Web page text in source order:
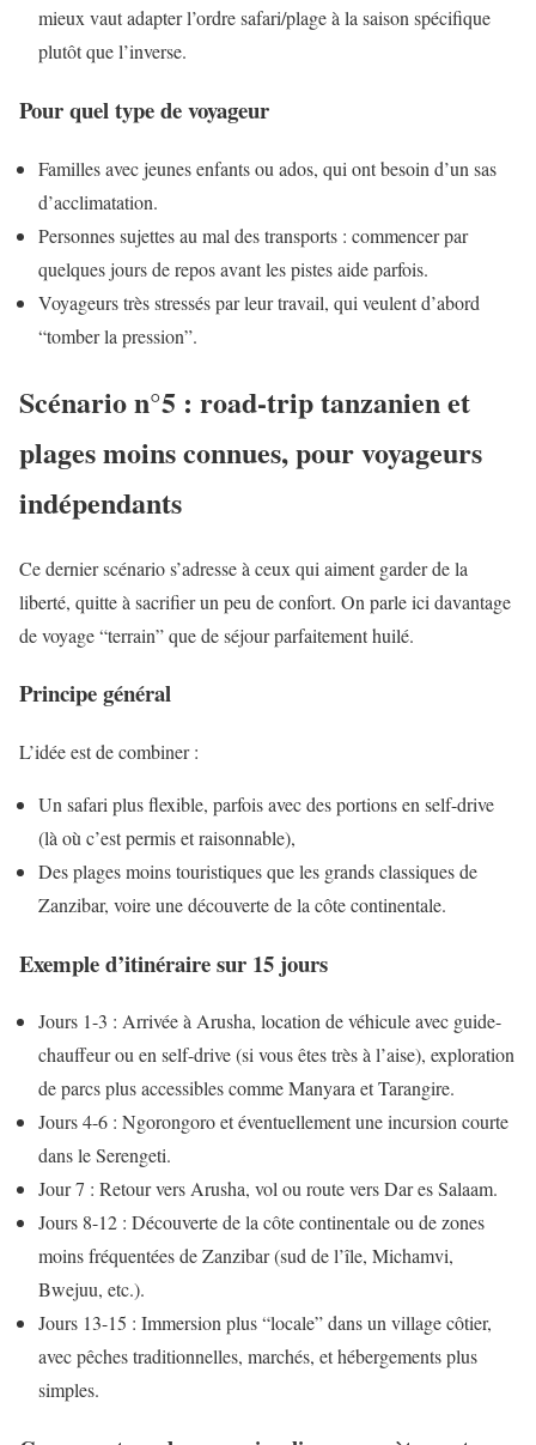
mieux vaut adapter l’ordre safari/plage à la saison spécifique
plutôt que l’inverse.
Pour quel type de voyageur
Familles avec jeunes enfants ou ados, qui ont besoin d’un sas
d’acclimatation.
Personnes sujettes au mal des transports : commencer par
quelques jours de repos avant les pistes aide parfois.
Voyageurs très stressés par leur travail, qui veulent d’abord
“tomber la pression”.
Scénario n°5 : road-trip tanzanien et
plages moins connues, pour voyageurs
indépendants
Ce dernier scénario s’adresse à ceux qui aiment garder de la
liberté, quitte à sacrifier un peu de confort. On parle ici davantage
de voyage “terrain” que de séjour parfaitement huilé.
Principe général
L’idée est de combiner :
Un safari plus flexible, parfois avec des portions en self-drive
(là où c’est permis et raisonnable),
Des plages moins touristiques que les grands classiques de
Zanzibar, voire une découverte de la côte continentale.
Exemple d’itinéraire sur 15 jours
Jours 1-3 : Arrivée à Arusha, location de véhicule avec guide-
chauffeur ou en self-drive (si vous êtes très à l’aise), exploration
de parcs plus accessibles comme Manyara et Tarangire.
Jours 4-6 : Ngorongoro et éventuellement une incursion courte
dans le Serengeti.
Jour 7 : Retour vers Arusha, vol ou route vers Dar es Salaam.
Jours 8-12 : Découverte de la côte continentale ou de zones
moins fréquentées de Zanzibar (sud de l’île, Michamvi,
Bwejuu, etc.).
Jours 13-15 : Immersion plus “locale” dans un village côtier,
avec pêches traditionnelles, marchés, et hébergements plus
simples.